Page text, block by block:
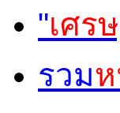
"เศร
รวม